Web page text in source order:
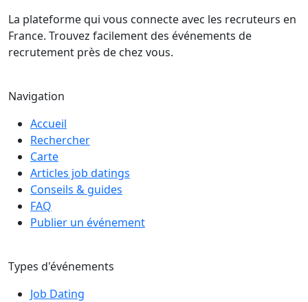
La plateforme qui vous connecte avec les recruteurs en
France. Trouvez facilement des événements de
recrutement près de chez vous.
Navigation
Accueil
Rechercher
Carte
Articles job datings
Conseils & guides
FAQ
Publier un événement
Types d'événements
Job Dating